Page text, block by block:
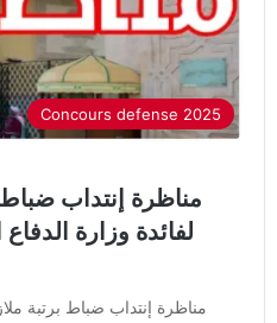
Concours defense 2025
مناظرة إنتداب
لفائدة وزارة
مناظرة إنتداب ضباط برتبة